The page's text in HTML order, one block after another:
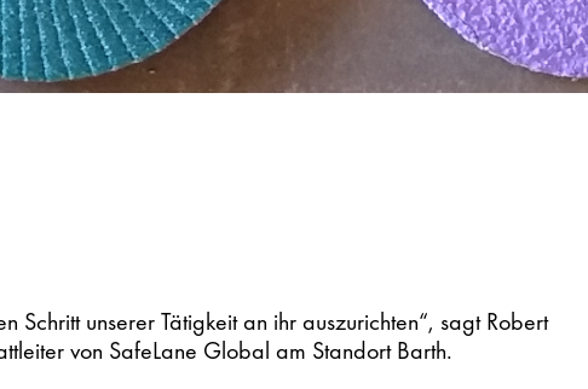
unserer Tätigkeit an ihr auszurichten“, sagt Robert
von SafeLane Global am Standort Barth.